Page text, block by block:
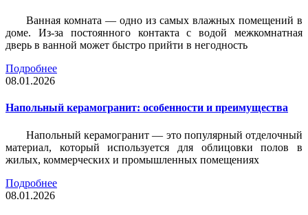
Ванная комната — одно из самых влажных помещений в
доме. Из-за постоянного контакта с водой межкомнатная
дверь в ванной может быстро прийти в негодность
Подробнее
08.01.2026
Напольный керамогранит: особенности и преимущества
Напольный керамогранит — это популярный отделочный
материал, который используется для облицовки полов в
жилых, коммерческих и промышленных помещениях
Подробнее
08.01.2026